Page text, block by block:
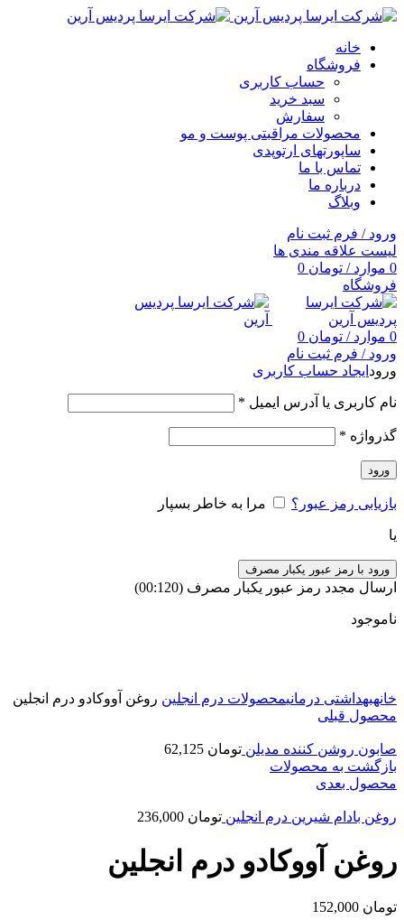
خانه
فروشگاه
حساب کاربری
سبد خرید
سفارش
محصولات مراقبتی پوست و مو
ساپورتهای ارتوپدی
تماس با ما
درباره ما
وبلاگ
ورود / فرم ثبت نام
لیست علاقه مندی ها
0 موارد / تومان
فروشگاه
0 موارد / تومان
ورود / فرم ثبت نام
ورود ایجاد حساب کاربری
نام کاربری یا آدرس ایمیل *
گذرواژه *
ورود
بازیابی رمز عبور؟ مرا به خاطر بسپار
یا
ورود با رمز عبور یکبار مصرف
ارسال مجدد رمز عبور یکبار مصرف (00:
120
)
ناموجود
خانهبهداشتی درمانیمحصولات درم انجلین روغن آووکادو درم انجلین
محصول قبلی
صابون روشن کننده مدیلن تومان
بازگشت به محصولات
محصول بعدی
روغن بادام شیرین درم انجلین تومان
روغن آووکادو درم انجلین
تومان